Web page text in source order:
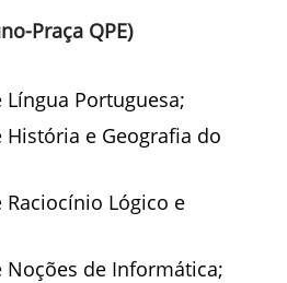
Praça QPE)
Língua Portuguesa;
História e Geografia do
Lógico e
Noções de Informática;